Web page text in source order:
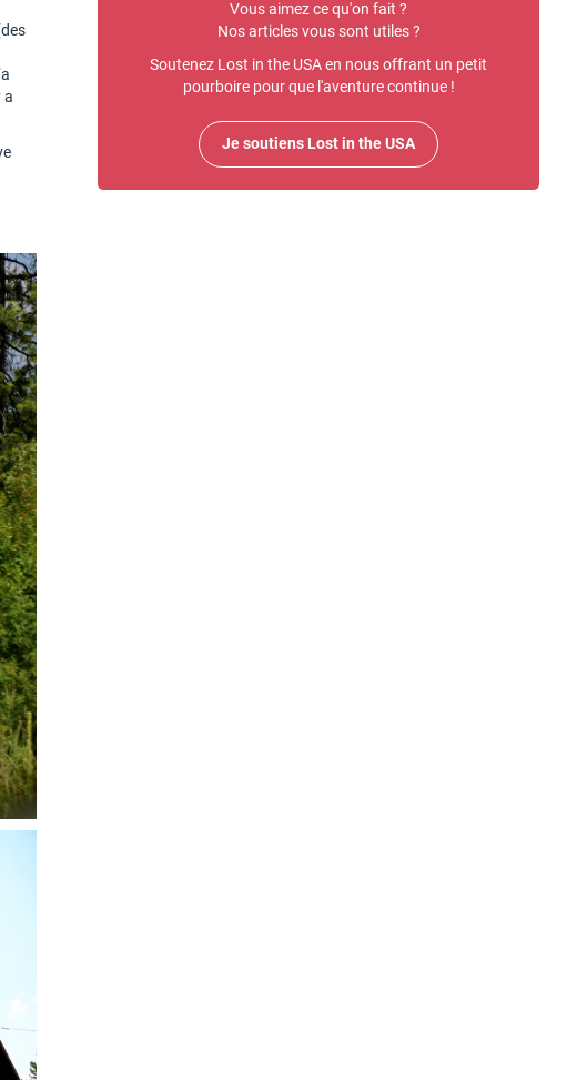
a
Vous aimez ce qu'on fait ?
Nos articles vous sont utiles ?
Soutenez Lost in the USA en nous offrant un petit
pourboire pour que l'aventure continue !
Je soutiens Lost in the USA